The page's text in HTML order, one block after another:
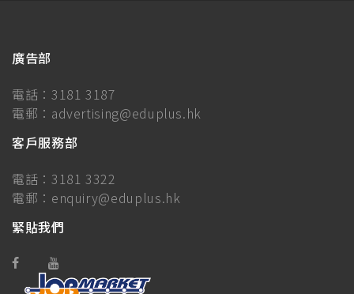
廣告部
電話： 3181 3187
電郵： advertising@eduplus.hk
客戶服務部
電話： 3181 3322
電郵： enquiry@eduplus.hk
緊貼我們